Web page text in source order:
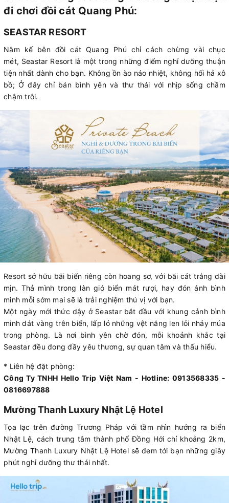
đi chơi đồi cát Quang Phú:
SEASTAR RESORT
Nằm kế bên đồi cát Quang Phú chỉ cách chừng vài chục
mét, Seastar Resort là một trong những điểm nghỉ dưỡng thuận
tiện nhất dành cho bạn. Không ồn ào náo nhiệt, không hối hả xô
bồ; Ở đây chỉ bán bình yên và thư thái với nhịp sống chầm
chậm trôi.
Resort sở hữu bãi biển riêng còn hoang sơ, với bãi cát trắng dài
mịn. Thả mình trong làn gió biển mát rượi, hay đón ánh bình
minh mỗi sớm mai sẽ là trải nghiệm thú vị với bạn.
Một ngày mới thức dậy ở Seastar bắt đầu với khung cảnh bình
minh dát vàng trên biển, lấp ló những vệt nắng len lỏi nhảy múa
trong phòng. Là nơi bình yên chờ đón, mỗi khoảnh khắc tại
Seastar đều đong đầy yêu thương, sự quan tâm và thấu hiểu.
* Liên hệ đặt phòng:
Công Ty TNHH Hello Trip Việt Nam - Hotline: 0913568335 -
0816697888
Mường Thanh Luxury Nhật Lệ Hotel
Tọa lạc trên đường Trương Pháp với tầm nhìn hướng ra biển
Nhật Lệ, cách trung tâm thành phố Đồng Hới chỉ khoảng 2km,
Mường Thanh Luxury Nhật Lệ Hotel sẽ đem tới bạn những giây
phút nghỉ dưỡng thư thái nhất.